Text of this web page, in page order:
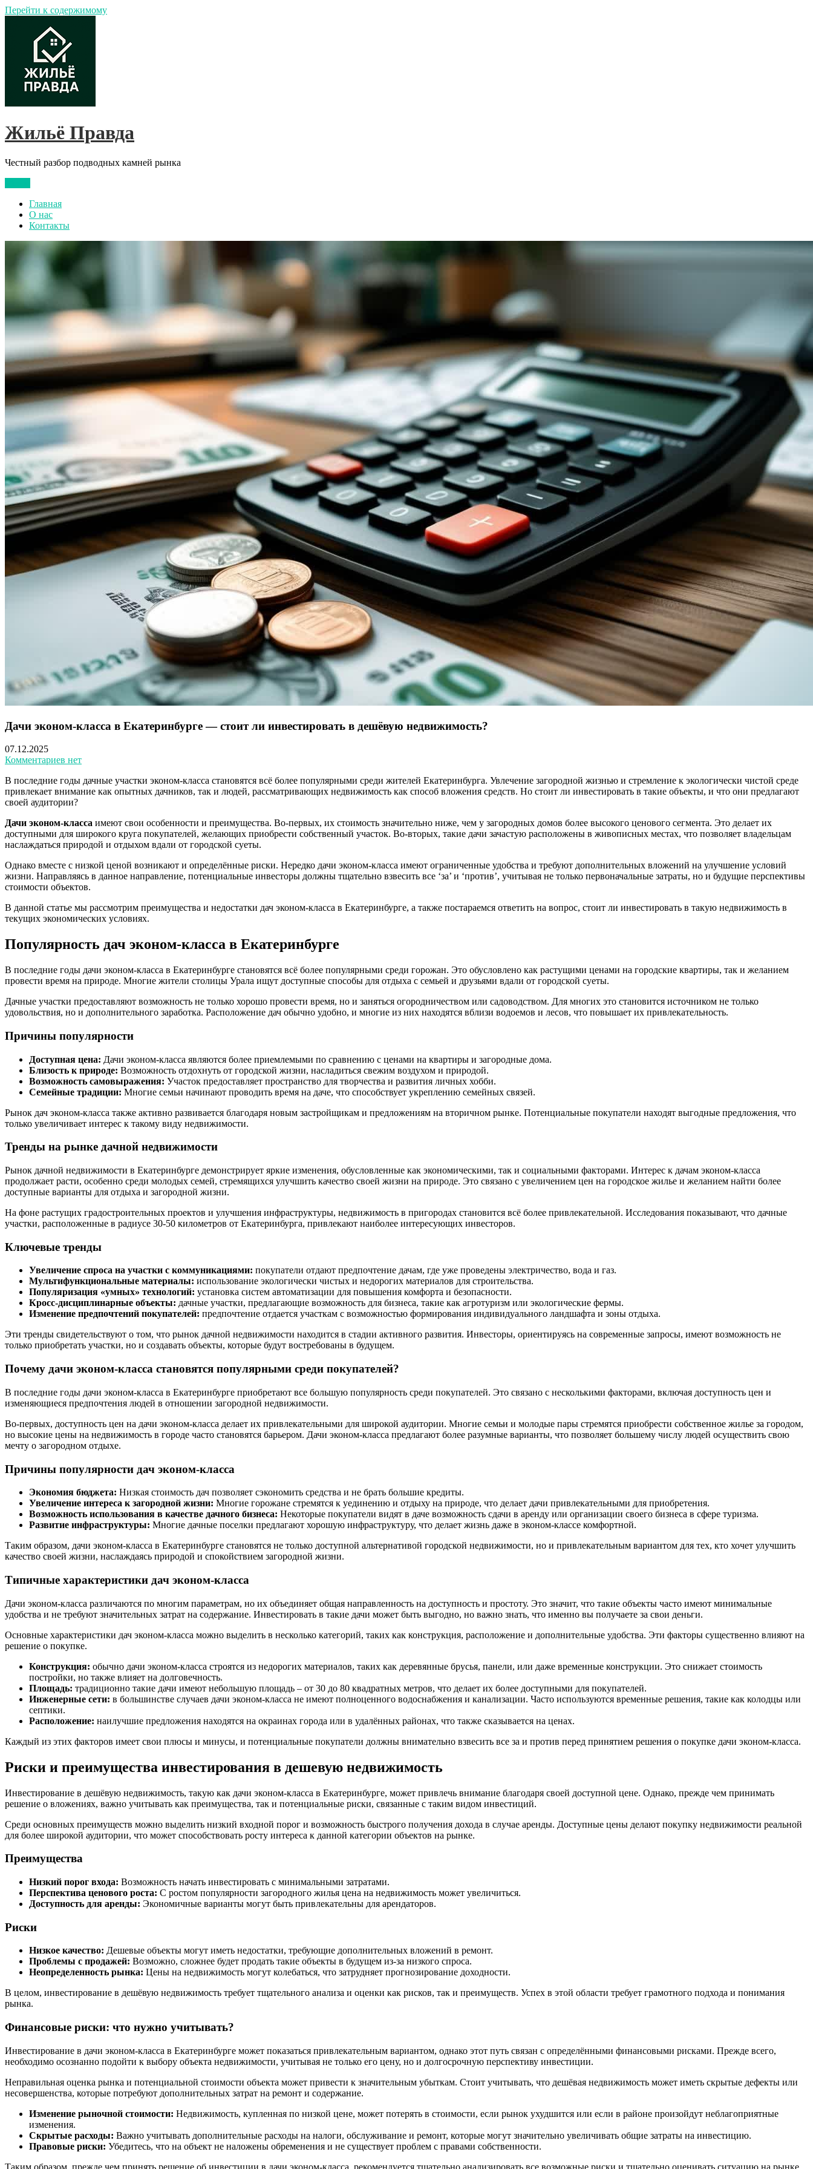
Перейти к содержимому
Жильё Правда
Честный разбор подводных камней рынка
Главная
О нас
Контакты
Дачи эконом-класса в Екатеринбурге — стоит ли инвестировать в дешёвую недвижимость?
07.12.2025
Комментариев нет
В последние годы дачные участки эконом-класса становятся всё более популярными среди жителей Екатеринбурга. Увлечение загородной жизнью и стремление к экологически чистой среде
привлекает внимание как опытных дачников, так и людей, рассматривающих недвижимость как способ вложения средств. Но стоит ли инвестировать в такие объекты, и что они предлагают
своей аудитории?
Дачи эконом-класса имеют свои особенности и преимущества. Во-первых, их стоимость значительно ниже, чем у загородных домов более высокого ценового сегмента. Это делает их
доступными для широкого круга покупателей, желающих приобрести собственный участок. Во-вторых, такие дачи зачастую расположены в живописных местах, что позволяет владельцам
наслаждаться природой и отдыхом вдали от городской суеты.
Однако вместе с низкой ценой возникают и определённые риски. Нередко дачи эконом-класса имеют ограниченные удобства и требуют дополнительных вложений на улучшение условий
жизни. Направляясь в данное направление, потенциальные инвесторы должны тщательно взвесить все ‘за’ и ‘против’, учитывая не только первоначальные затраты, но и будущие перспективы
стоимости объектов.
В данной статье мы рассмотрим преимущества и недостатки дач эконом-класса в Екатеринбурге, а также постараемся ответить на вопрос, стоит ли инвестировать в такую недвижимость в
текущих экономических условиях.
Популярность дач эконом-класса в Екатеринбурге
В последние годы дачи эконом-класса в Екатеринбурге становятся всё более популярными среди горожан. Это обусловлено как растущими ценами на городские квартиры, так и желанием
провести время на природе. Многие жители столицы Урала ищут доступные способы для отдыха с семьей и друзьями вдали от городской суеты.
Дачные участки предоставляют возможность не только хорошо провести время, но и заняться огородничеством или садоводством. Для многих это становится источником не только
удовольствия, но и дополнительного заработка. Расположение дач обычно удобно, и многие из них находятся вблизи водоемов и лесов, что повышает их привлекательность.
Причины популярности
Доступная цена: Дачи эконом-класса являются более приемлемыми по сравнению с ценами на квартиры и загородные дома.
Близость к природе: Возможность отдохнуть от городской жизни, насладиться свежим воздухом и природой.
Возможность самовыражения: Участок предоставляет пространство для творчества и развития личных хобби.
Семейные традиции: Многие семьи начинают проводить время на даче, что способствует укреплению семейных связей.
Рынок дач эконом-класса также активно развивается благодаря новым застройщикам и предложениям на вторичном рынке. Потенциальные покупатели находят выгодные предложения, что
только увеличивает интерес к такому виду недвижимости.
Тренды на рынке дачной недвижимости
Рынок дачной недвижимости в Екатеринбурге демонстрирует яркие изменения, обусловленные как экономическими, так и социальными факторами. Интерес к дачам эконом-класса
продолжает расти, особенно среди молодых семей, стремящихся улучшить качество своей жизни на природе. Это связано с увеличением цен на городское жилье и желанием найти более
доступные варианты для отдыха и загородной жизни.
На фоне растущих градостроительных проектов и улучшения инфраструктуры, недвижимость в пригородах становится всё более привлекательной. Исследования показывают, что дачные
участки, расположенные в радиусе 30-50 километров от Екатеринбурга, привлекают наиболее интересующих инвесторов.
Ключевые тренды
Увеличение спроса на участки с коммуникациями: покупатели отдают предпочтение дачам, где уже проведены электричество, вода и газ.
Мультифункциональные материалы: использование экологически чистых и недорогих материалов для строительства.
Популяризация «умных» технологий: установка систем автоматизации для повышения комфорта и безопасности.
Кросс-дисциплинарные объекты: дачные участки, предлагающие возможность для бизнеса, такие как агротуризм или экологические фермы.
Изменение предпочтений покупателей: предпочтение отдается участкам с возможностью формирования индивидуального ландшафта и зоны отдыха.
Эти тренды свидетельствуют о том, что рынок дачной недвижимости находится в стадии активного развития. Инвесторы, ориентируясь на современные запросы, имеют возможность не
только приобретать участки, но и создавать объекты, которые будут востребованы в будущем.
Почему дачи эконом-класса становятся популярными среди покупателей?
В последние годы дачи эконом-класса в Екатеринбурге приобретают все большую популярность среди покупателей. Это связано с несколькими факторами, включая доступность цен и
изменяющиеся предпочтения людей в отношении загородной недвижимости.
Во-первых, доступность цен на дачи эконом-класса делает их привлекательными для широкой аудитории. Многие семьи и молодые пары стремятся приобрести собственное жилье за городом,
но высокие цены на недвижимость в городе часто становятся барьером. Дачи эконом-класса предлагают более разумные варианты, что позволяет большему числу людей осуществить свою
мечту о загородном отдыхе.
Причины популярности дач эконом-класса
Экономия бюджета: Низкая стоимость дач позволяет сэкономить средства и не брать большие кредиты.
Увеличение интереса к загородной жизни: Многие горожане стремятся к уединению и отдыху на природе, что делает дачи привлекательными для приобретения.
Возможность использования в качестве дачного бизнеса: Некоторые покупатели видят в даче возможность сдачи в аренду или организации своего бизнеса в сфере туризма.
Развитие инфраструктуры: Многие дачные поселки предлагают хорошую инфраструктуру, что делает жизнь даже в эконом-классе комфортной.
Таким образом, дачи эконом-класса в Екатеринбурге становятся не только доступной альтернативой городской недвижимости, но и привлекательным вариантом для тех, кто хочет улучшить
качество своей жизни, наслаждаясь природой и спокойствием загородной жизни.
Типичные характеристики дач эконом-класса
Дачи эконом-класса различаются по многим параметрам, но их объединяет общая направленность на доступность и простоту. Это значит, что такие объекты часто имеют минимальные
удобства и не требуют значительных затрат на содержание. Инвестировать в такие дачи может быть выгодно, но важно знать, что именно вы получаете за свои деньги.
Основные характеристики дач эконом-класса можно выделить в несколько категорий, таких как конструкция, расположение и дополнительные удобства. Эти факторы существенно влияют на
решение о покупке.
Конструкция: обычно дачи эконом-класса строятся из недорогих материалов, таких как деревянные брусья, панели, или даже временные конструкции. Это снижает стоимость
постройки, но также влияет на долговечность.
Площадь: традиционно такие дачи имеют небольшую площадь – от 30 до 80 квадратных метров, что делает их более доступными для покупателей.
Инженерные сети: в большинстве случаев дачи эконом-класса не имеют полноценного водоснабжения и канализации. Часто используются временные решения, такие как колодцы или
септики.
Расположение: наилучшие предложения находятся на окраинах города или в удалённых районах, что также сказывается на ценах.
Каждый из этих факторов имеет свои плюсы и минусы, и потенциальные покупатели должны внимательно взвесить все за и против перед принятием решения о покупке дачи эконом-класса.
Риски и преимущества инвестирования в дешевую недвижимость
Инвестирование в дешёвую недвижимость, такую как дачи эконом-класса в Екатеринбурге, может привлечь внимание благодаря своей доступной цене. Однако, прежде чем принимать
решение о вложениях, важно учитывать как преимущества, так и потенциальные риски, связанные с таким видом инвестиций.
Среди основных преимуществ можно выделить низкий входной порог и возможность быстрого получения дохода в случае аренды. Доступные цены делают покупку недвижимости реальной
для более широкой аудитории, что может способствовать росту интереса к данной категории объектов на рынке.
Преимущества
Низкий порог входа: Возможность начать инвестировать с минимальными затратами.
Перспектива ценового роста: С ростом популярности загородного жилья цена на недвижимость может увеличиться.
Доступность для аренды: Экономичные варианты могут быть привлекательны для арендаторов.
Риски
Низкое качество: Дешевые объекты могут иметь недостатки, требующие дополнительных вложений в ремонт.
Проблемы с продажей: Возможно, сложнее будет продать такие объекты в будущем из-за низкого спроса.
Неопределенность рынка: Цены на недвижимость могут колебаться, что затрудняет прогнозирование доходности.
В целом, инвестирование в дешёвую недвижимость требует тщательного анализа и оценки как рисков, так и преимуществ. Успех в этой области требует грамотного подхода и понимания
рынка.
Финансовые риски: что нужно учитывать?
Инвестирование в дачи эконом-класса в Екатеринбурге может показаться привлекательным вариантом, однако этот путь связан с определёнными финансовыми рисками. Прежде всего,
необходимо осознанно подойти к выбору объекта недвижимости, учитывая не только его цену, но и долгосрочную перспективу инвестиции.
Неправильная оценка рынка и потенциальной стоимости объекта может привести к значительным убыткам. Стоит учитывать, что дешёвая недвижимость может иметь скрытые дефекты или
несовершенства, которые потребуют дополнительных затрат на ремонт и содержание.
Изменение рыночной стоимости: Недвижимость, купленная по низкой цене, может потерять в стоимости, если рынок ухудшится или если в районе произойдут неблагоприятные
изменения.
Скрытые расходы: Важно учитывать дополнительные расходы на налоги, обслуживание и ремонт, которые могут значительно увеличивать общие затраты на инвестицию.
Правовые риски: Убедитесь, что на объект не наложены обременения и не существует проблем с правами собственности.
Таким образом, прежде чем принять решение об инвестиции в дачи эконом-класса, рекомендуется тщательно анализировать все возможные риски и тщательно оценивать ситуацию на рынке